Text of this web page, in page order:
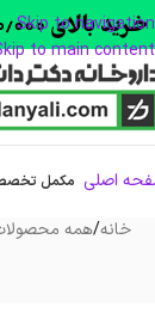
Skip to navigation
to main content
اصلی مکمل
خانه/همه